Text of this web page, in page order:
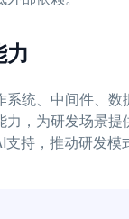
系统、中间件、
力，为研发场景提
持，推动研发模